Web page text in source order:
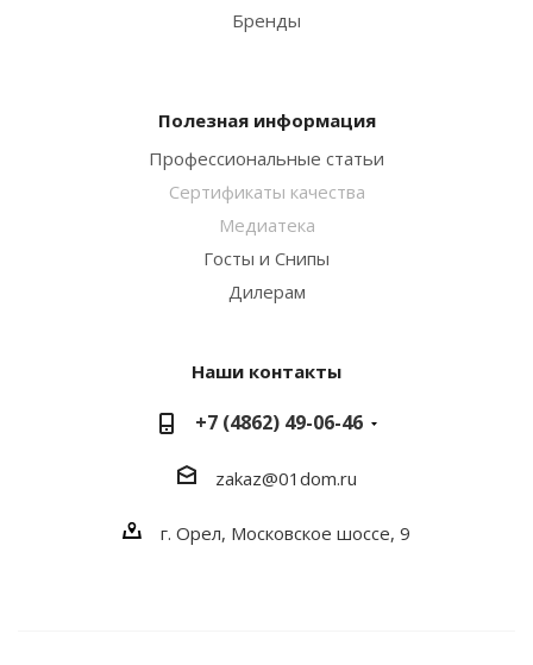
Бренды
Полезная информация
Профессиональные статьи
Сертификаты качества
Медиатека
Госты и Снипы
Дилерам
Наши контакты
+7 (4862) 49-06-46
zakaz@01dom.ru
г. Орел, Московское шоссе, 9